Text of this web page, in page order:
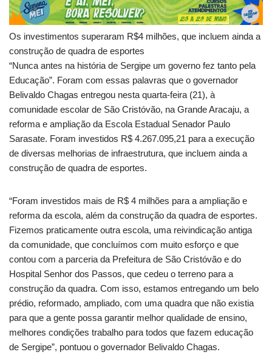
Os investimentos superaram R$4 milhões, que incluem ainda a
construção de quadra de esportes
“Nunca antes na história de Sergipe um governo fez tanto pela
Educação”. Foram com essas palavras que o governador
Belivaldo Chagas entregou nesta quarta-feira (21), à
comunidade escolar de São Cristóvão, na Grande Aracaju, a
reforma e ampliação da Escola Estadual Senador Paulo
Sarasate. Foram investidos R$ 4.267.095,21 para a execução
de diversas melhorias de infraestrutura, que incluem ainda a
construção de quadra de esportes.
“Foram investidos mais de R$ 4 milhões para a ampliação e
reforma da escola, além da construção da quadra de esportes.
Fizemos praticamente outra escola, uma reivindicação antiga
da comunidade, que concluímos com muito esforço e que
contou com a parceria da Prefeitura de São Cristóvão e do
Hospital Senhor dos Passos, que cedeu o terreno para a
construção da quadra. Com isso, estamos entregando um belo
prédio, reformado, ampliado, com uma quadra que não existia
para que a gente possa garantir melhor qualidade de ensino,
melhores condições trabalho para todos que fazem educação
de Sergipe”, pontuou o governador Belivaldo Chagas.